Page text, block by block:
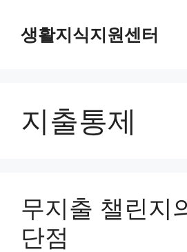
content생활지식지원센터
지출통제
무지출 챌린지
단점